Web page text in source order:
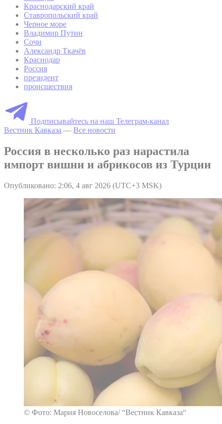
Краснодарский край
Ставропольский край
Черное море
Владимир Путин
Сочи
Александр Ткачёв
Краснодар
Россия
президент
происшествия
Подписывайтесь на наш Телеграм-канал
Вестник Кавказа — Все новости
Россия в несколько раз нарастила
импорт вишни и абрикосов из Турции
Опубликовано: 2:06, 4 авг 2026 (UTC+3 MSK)
© Фото: Мария Новоселова/ “Вестник Кавказа“